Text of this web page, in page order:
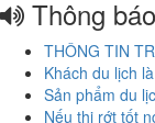
Thông báo
THÔNG TIN
Khách du lịch
Sản phẩm du
Nếu thi rớt tốt